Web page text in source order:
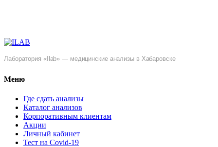
Лаборатория «Ilab» — медицинские анализы в Хабаровске
Меню
Где сдать анализы
Каталог анализов
Корпоративным клиентам
Акции
Личный кабинет
Тест на Covid-19